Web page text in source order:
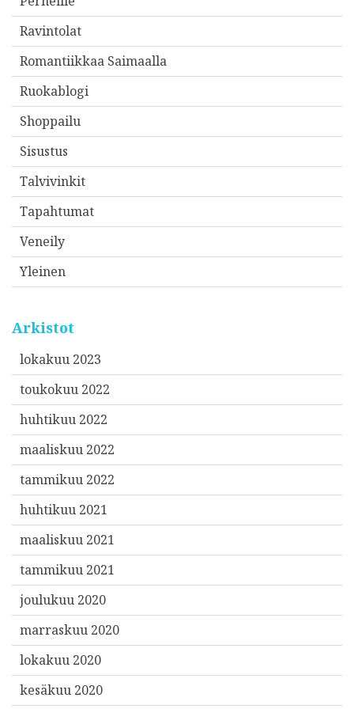
Ravintolat
Romantiikkaa Saimaalla
Ruokablogi
Shoppailu
Sisustus
Talvivinkit
Tapahtumat
Veneily
Yleinen
Arkistot
lokakuu 2023
toukokuu 2022
huhtikuu 2022
maaliskuu 2022
tammikuu 2022
huhtikuu 2021
maaliskuu 2021
tammikuu 2021
joulukuu 2020
marraskuu 2020
lokakuu 2020
kesäkuu 2020